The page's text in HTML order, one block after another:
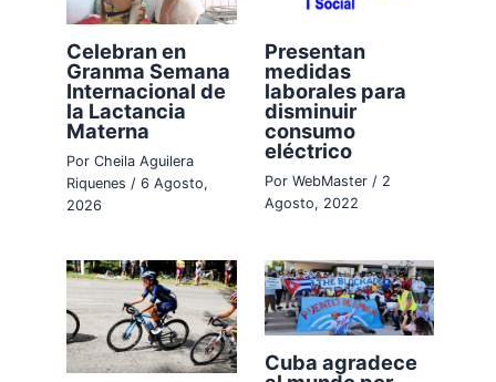
Celebran en
Granma Semana
Internacional de
la Lactancia
Materna
PorCheila Aguilera
Riquenes /6 Agosto,
2026
Presentan
medidas
laborales para
disminuir
consumo
eléctrico
Por WebMaster / 2
Agosto, 2022
Cuba agradece